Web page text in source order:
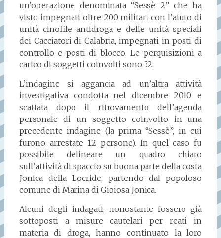
un’operazione denominata “Sessè 2” che ha
visto impegnati oltre 200 militari con l’aiuto di
unità cinofile antidroga e delle unità speciali
dei Cacciatori di Calabria, impegnati in posti di
controllo e posti di blocco. Le perquisizioni a
carico di soggetti coinvolti sono 32.
L’indagine si aggancia ad un’altra attività
investigativa condotta nel dicembre 2010 e
scattata dopo il ritrovamento dell’agenda
personale di un soggetto coinvolto in una
precedente indagine (la prima “Sessè”, in cui
furono arrestate 12 persone). In quel caso fu
possibile delineare un quadro chiaro
sull’attività di spaccio su buona parte della costa
Jonica della Locride, partendo dal popoloso
comune di Marina di Gioiosa Jonica.
Alcuni degli indagati, nonostante fossero già
sottoposti a misure cautelari per reati in
materia di droga, hanno continuato la loro